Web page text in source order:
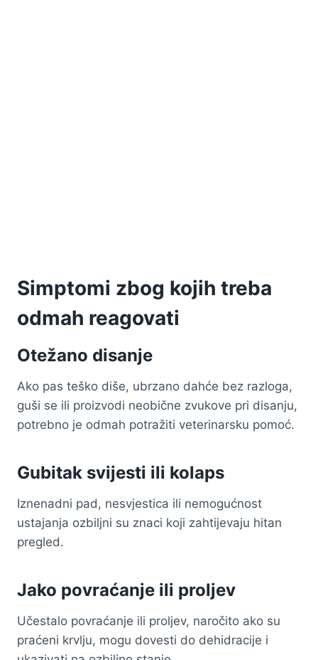
Simptomi zbog kojih treba
odmah reagovati
Otežano disanje
Ako pas teško diše, ubrzano dahće bez razloga,
guši se ili proizvodi neobične zvukove pri disanju,
potrebno je odmah potražiti veterinarsku pomoć.
Gubitak svijesti ili kolaps
Iznenadni pad, nesvjestica ili nemogućnost
ustajanja ozbiljni su znaci koji zahtijevaju hitan
pregled.
Jako povraćanje ili proljev
Učestalo povraćanje ili proljev, naročito ako su
praćeni krvlju, mogu dovesti do dehidracije i